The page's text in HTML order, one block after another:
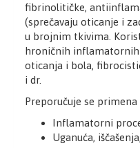
fibrinolitičke,
(sprečavaju oticanje i
u brojnim tkivima.
hroničnih
oticanja i bola,
i dr.
Preporučuje se primena
Inflamatorni
Uganuća,